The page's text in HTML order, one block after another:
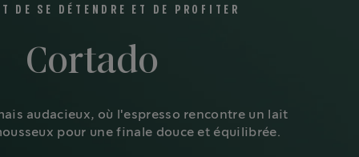
DE SE DÉTENDRE ET DE PROFITER
Cortado
audacieux, où l'espresso rencontre un lait
pour une finale douce et équilibrée.